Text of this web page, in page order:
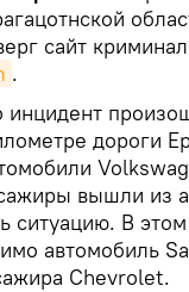
сайт
.
инцидент
дороги
вышли из
ситуацию. В
автомобиль
Chevrolet.